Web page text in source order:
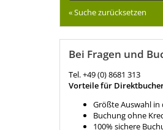
« Suche zurücksetzen
Bei Fragen und
Tel. +49 (0) 8681 313
Vorteile für
Größte Auswahl in
Buchung ohne
100% sichere